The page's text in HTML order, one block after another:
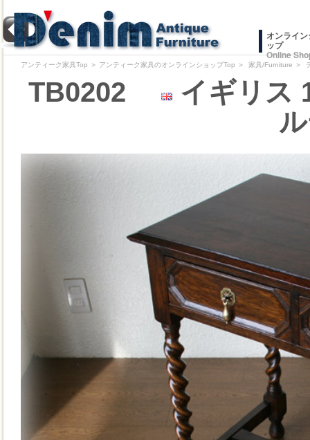
オンライ
ップ
Online
アンティーク家具Top ＞ アンティーク家具のオンラインショップTop ＞ 家具/Furniture ＞
TB0202
イギリス